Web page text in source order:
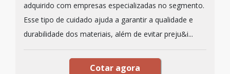
adquirido com empresas especializadas no segmento.
Esse tipo de cuidado ajuda a garantir a qualidade e
durabilidade dos materiais, além de evitar preju&i...
Cotar agora